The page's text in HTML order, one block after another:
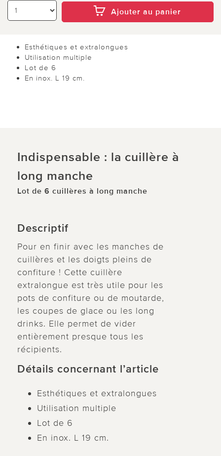
Ajouter au panier
Esthétiques et extralongues
Utilisation multiple
Lot de 6
En inox. L 19 cm.
Indispensable : la cuillère à
long manche
Lot de 6 cuillères à long manche
Descriptif
Pour en finir avec les manches de
cuillères et les doigts pleins de
confiture ! Cette cuillère
extralongue est très utile pour les
pots de confiture ou de moutarde,
les coupes de glace ou les long
drinks. Elle permet de vider
entièrement presque tous les
récipients.
Détails concernant l’article
Esthétiques et extralongues
Utilisation multiple
Lot de 6
En inox. L 19 cm.